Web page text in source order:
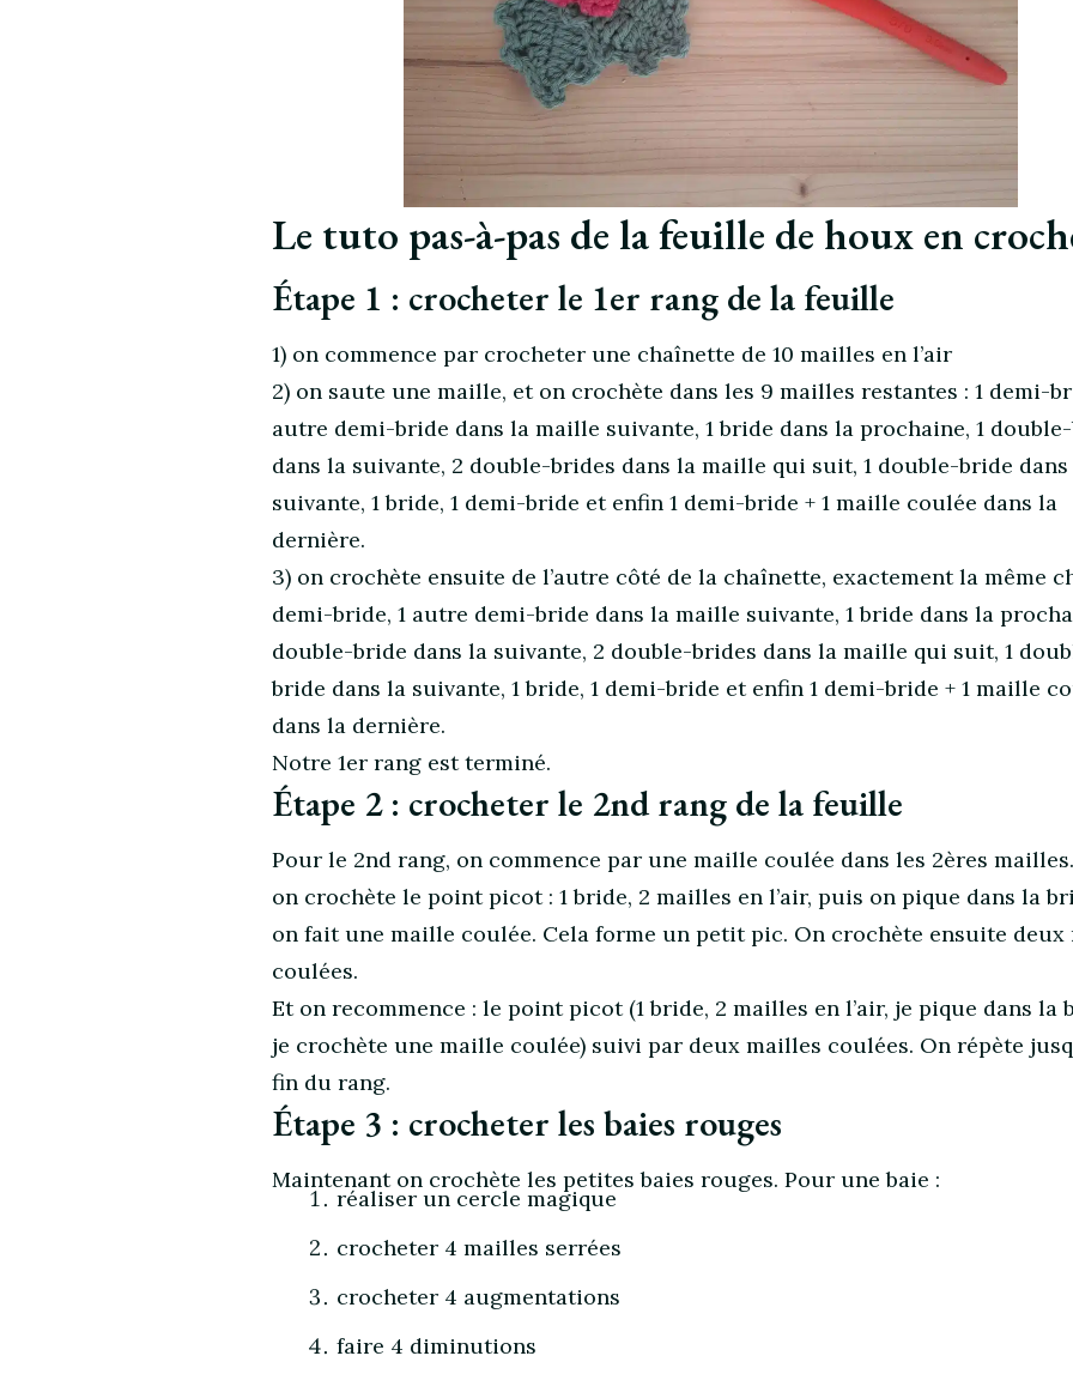
Le tuto pas-à-pas de la feuille de houx en
Étape 1 : crocheter le 1er rang de la feuille
1) on commence par crocheter une chaînette de 10 mailles en l’air
2) on saute une maille, et on crochète dans les 9 mailles restantes : 1 demi-
autre demi-bride dans la maille suivante, 1 bride dans la prochaine, 1
dans la suivante, 2 double-brides dans la maille qui suit, 1 double-bride
suivante, 1 bride, 1 demi-bride et enfin 1 demi-bride + 1 maille coulée dans la
dernière.
3) on crochète ensuite de l’autre côté de la chaînette, exactement la même
demi-bride, 1 autre demi-bride dans la maille suivante, 1 bride dans la
double-bride dans la suivante, 2 double-brides dans la maille qui suit, 1
bride dans la suivante, 1 bride, 1 demi-bride et enfin 1 demi-bride + 1 maille
dans la dernière.
Notre 1er rang est terminé.
Étape 2 : crocheter le 2nd rang de la feuille
Pour le 2nd rang, on commence par une maille coulée dans les 2ères
on crochète le point picot : 1 bride, 2 mailles en l’air, puis on pique dans la
on fait une maille coulée. Cela forme un petit pic. On crochète ensuite deux
coulées.
Et on recommence : le point picot (1 bride, 2 mailles en l’air, je pique dans la
je crochète une maille coulée) suivi par deux mailles coulées. On répète
fin du rang.
Étape 3 : crocheter les baies rouges
Maintenant on crochète les petites baies rouges. Pour une baie :
réaliser un cercle magique
crocheter 4 mailles serrées
crocheter 4 augmentations
faire 4 diminutions